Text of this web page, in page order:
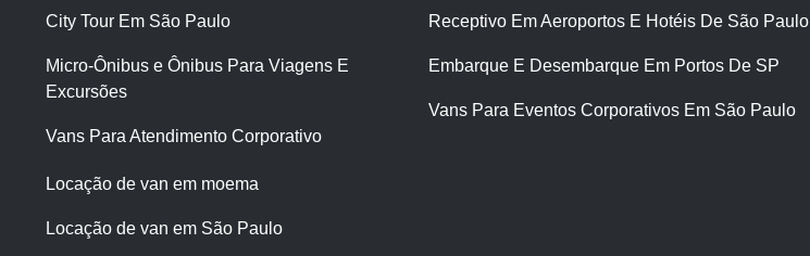
City Tour Em São Paulo
Micro-Ônibus e Ônibus Para Viagens E
Excursões
Vans Para Atendimento Corporativo
Receptivo Em Aeroportos E Hotéis De São Paulo
Embarque E Desembarque Em Portos De SP
Vans Para Eventos Corporativos Em São Paulo
Locação de van em moema
Locação de van em São Paulo